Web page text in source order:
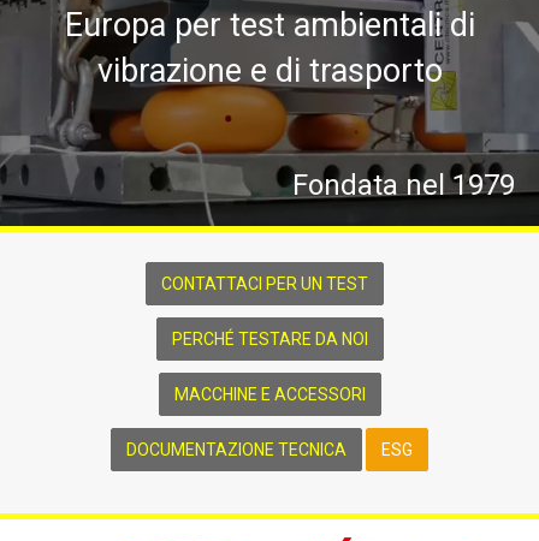
Europa per test ambientali di
vibrazione e di trasporto
Fondata nel 1979
CONTATTACI PER UN TEST
PERCHÉ TESTARE DA NOI
MACCHINE E ACCESSORI
DOCUMENTAZIONE TECNICA ESG